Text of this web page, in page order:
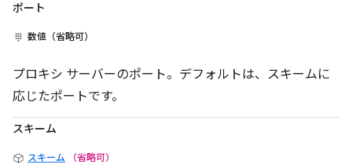
ポート
数値（省略可）
プロキシ サーバーのポート。デフォルトは、スキームに
応じたポートです。
スキーム
スキーム （省略可）